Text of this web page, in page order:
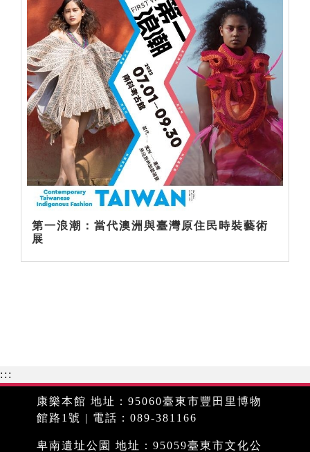
第一浪潮：當代澳洲與臺灣原住民時裝藝術
展
:::
康樂本館 地址：95060臺東市豐田里博物
館路1號 | 電話：089-381166
卑南遺址公園 地址：95059臺東市文化公